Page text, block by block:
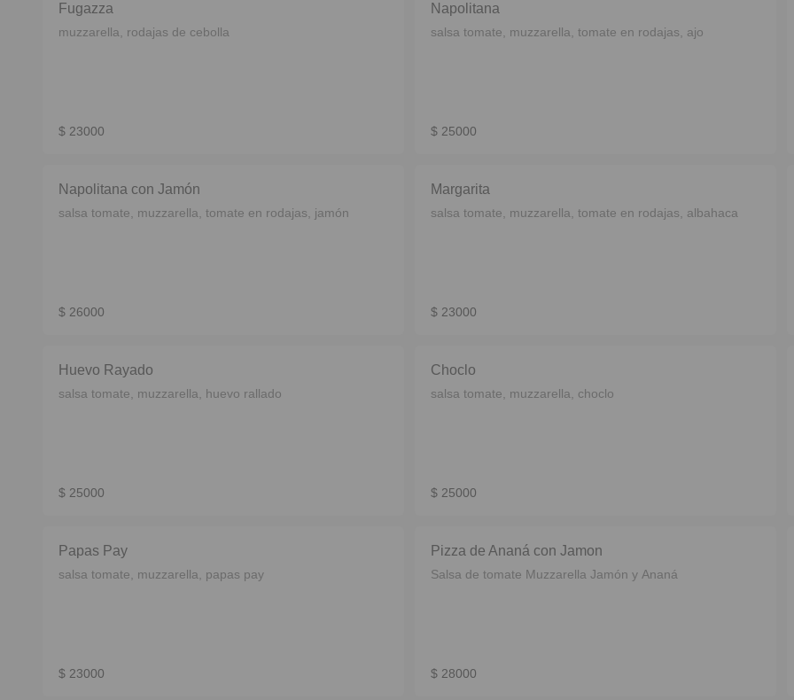
Fugazza
muzzarella, rodajas de cebolla
$ 23000
Napolitana
salsa tomate, muzzarella, tomate en rodajas, ajo
$ 25000
Napolitana con Jamón
salsa tomate, muzzarella, tomate en rodajas, jamón
$ 26000
Margarita
salsa tomate, muzzarella, tomate en rodajas, albahaca
$ 23000
Huevo Rayado
salsa tomate, muzzarella, huevo rallado
$ 25000
Choclo
salsa tomate, muzzarella, choclo
$ 25000
Papas Pay
salsa tomate, muzzarella, papas pay
$ 23000
Pizza de Ananá con Jamon
Salsa de tomate Muzzarella Jamón y Ananá
$ 28000